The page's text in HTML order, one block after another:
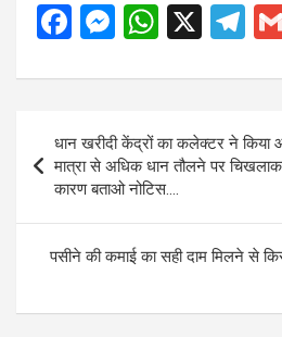
F
ce
o
o
k
M
se
n
g
er
W
at
A
p
p
X
T
e
gr
a
navigation
धान खरीदी केंद्रों का कलेक्टर ने किया
मात्रा से अधिक धान तौलने पर
कारण बताओ नोटिस….
पसीने की कमाई का सही दाम मिलने से